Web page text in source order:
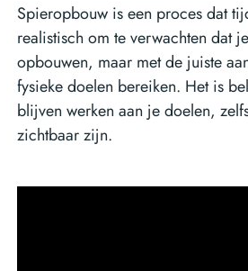
Spieropbouw is een proces dat
realistisch om te verwachten dat
opbouwen, maar met de juiste
fysieke doelen bereiken. Het is
blijven werken aan je doelen,
zichtbaar zijn.